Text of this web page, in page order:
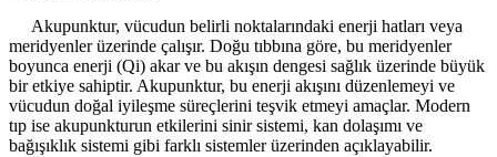
Akupunktur, vücudun belirli noktalarındaki enerji hatları veya
meridyenler üzerinde çalışır. Doğu tıbbına göre, bu meridyenler
boyunca enerji (Qi) akar ve bu akışın dengesi sağlık üzerinde büyük
bir etkiye sahiptir. Akupunktur, bu enerji akışını düzenlemeyi ve
vücudun doğal iyileşme süreçlerini teşvik etmeyi amaçlar. Modern
tıp ise akupunkturun etkilerini sinir sistemi, kan dolaşımı ve
bağışıklık sistemi gibi farklı sistemler üzerinden açıklayabilir.